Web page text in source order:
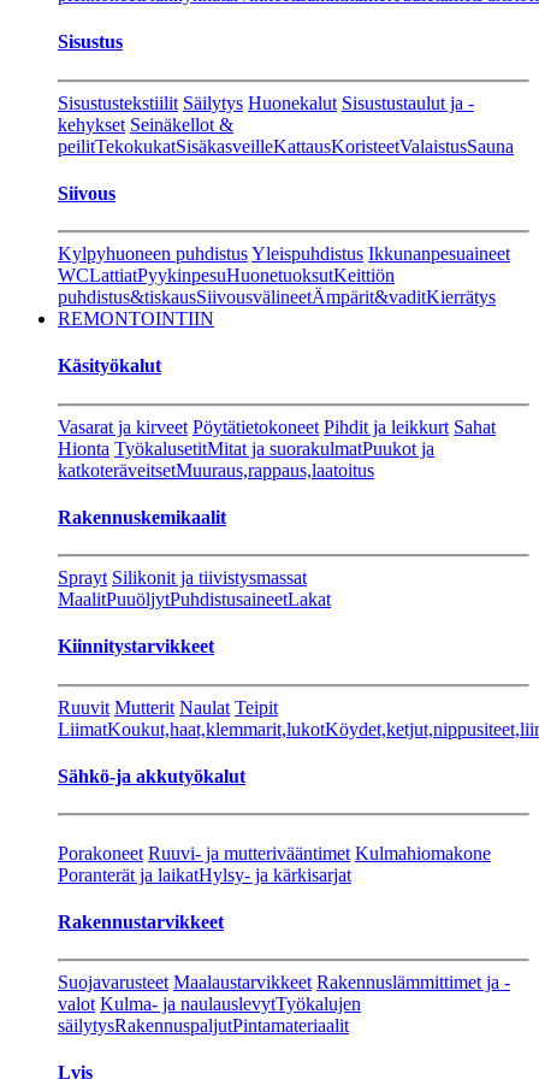
Sisustus
Sisustustekstiilit Säilytys Huonekalut Sisustustaulut ja -
kehykset Seinäkellot &
peilitTekokukatSisäkasveilleKattausKoristeetValaistusSauna
Siivous
Kylpyhuoneen puhdistusYleispuhdistus Ikkunanpesuaineet
WCLattiatPyykinpesuHuonetuoksutKeittiön
puhdistus&tiskausSiivousvälineetÄmpärit&vaditKierrätys
REMONTOINTIIN
Käsityökalut
Vasarat ja kirveet Pöytätietokoneet Pihdit ja leikkurt Sahat
Hionta TyökalusetitMitat ja suorakulmatPuukot ja
katkoteräveitsetMuuraus,rappaus,laatoitus
Rakennuskemikaalit
Sprayt Silikonit ja tiivistysmassat
MaalitPuuöljytPuhdistusaineetLakat
Kiinnitystarvikkeet
Ruuvit Mutterit Naulat Teipit
LiimatKoukut,haat,klemmarit,lukot
Sähkö-ja akkutyökalut
Porakoneet Ruuvi- ja mutterivääntimet Kulmahiomakone
Poranterät ja laikatHylsy- ja kärkisarjat
Rakennustarvikkeet
Suojavarusteet Maalaustarvikkeet Rakennuslämmittimet ja -
valot Kulma- ja naulauslevytTyökalujen
säilytysRakennuspaljutPintamateriaalit
Lvis